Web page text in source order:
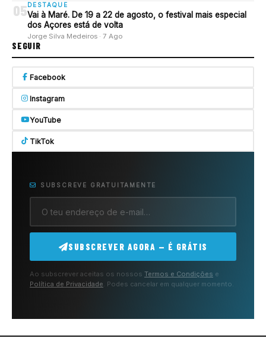
05 DESTAQUE
Vai à Maré. De 19 a 22 de agosto, o festival mais especial
dos Açores está de volta
Jorge Silva Medeiros · 7 Ago
SEGUIR
Facebook
Instagram
YouTube
TikTok
SUBSCREVE GRATUITAMENTE
SUBSCREVER AGORA — É GRÁTIS
Ao subscrever aceitas os nossos Termos e Condições e
Política de Privacidade. Podes cancelar em qualquer momento.